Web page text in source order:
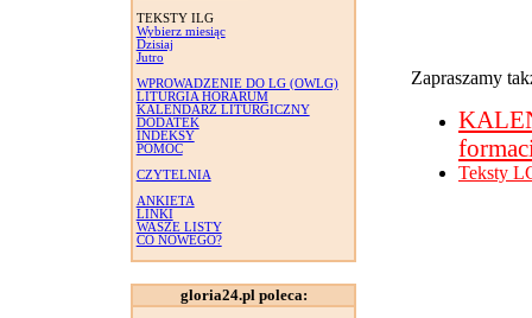
TEKSTY ILG
Wybierz miesiąc
Dzisiaj
Jutro
WPROWADZENIE DO LG (OWLG)
LITURGIA HORARUM
KALENDARZ LITURGICZNY
DODATEK
INDEKSY
POMOC
CZYTELNIA
ANKIETA
LINKI
WASZE LISTY
CO NOWEGO?
gloria24.pl poleca:
Zapraszamy
Teksty